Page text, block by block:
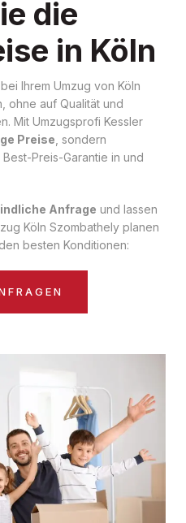
die
in Köln
Ihrem Umzug von Köln
ohne auf Qualität und
Mit Umzugsprofi Kessler
Preise , sondern
Preis-Garantie in und
Anfrage und lassen
Köln Szombathely planen
besten Konditionen: